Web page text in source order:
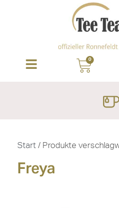
0
Start / Produkte
Freya